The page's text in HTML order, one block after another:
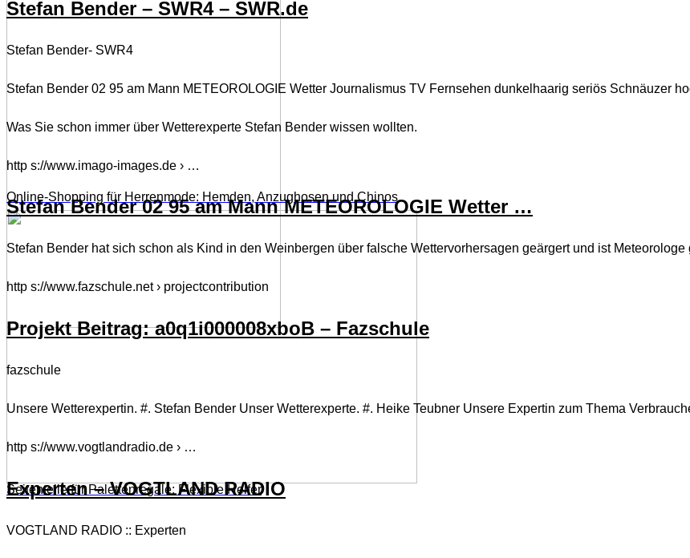
Online-Shopping für Herrenmode: Hemden, Anzughosen und Chinos
Seitenteile für Palettenregale: Flexible Helfer
Stefan Bender – SWR4 – SWR.de
Stefan Bender- SWR4
Stefan Bender 02 95 am Mann METEOROLOGIE Wetter Journalismus TV Fernsehen dunkelhaarig seriös Schnäuzer
Was Sie schon immer über Wetterexperte Stefan Bender wissen wollten.
http s://www.imago-images.de › …
Stefan Bender 02 95 am Mann METEOROLOGIE Wetter …
Stefan Bender hat sich schon als Kind in den Weinbergen über falsche Wettervorhersagen geärgert und ist Meteorologe
http s://www.fazschule.net › projectcontribution
Projekt Beitrag: a0q1i000008xboB – Fazschule
fazschule
Unsere Wetterexpertin. #. Stefan Bender Unser Wetterexperte. #. Heike Teubner Unsere Expertin zum Thema
http s://www.vogtlandradio.de › …
Experten – VOGTLAND RADIO
VOGTLAND RADIO :: Experten